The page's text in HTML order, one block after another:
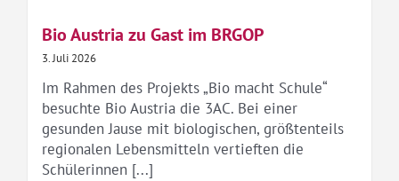
Bio Austria zu Gast im BRGOP
3. Juli 2026
Im Rahmen des Projekts „Bio macht Schule“
besuchte Bio Austria die 3AC. Bei einer
gesunden Jause mit biologischen, größtenteils
regionalen Lebensmitteln vertieften die
Schülerinnen [...]